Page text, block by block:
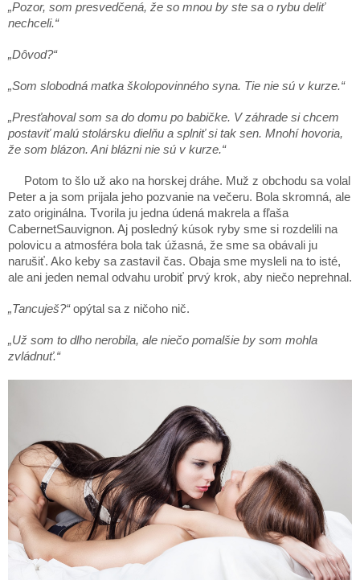
„Pozor, som presvedčená, že so mnou by ste sa o rybu deliť
nechceli.“
„Dôvod?“
„Som slobodná matka školopovinného syna. Tie nie sú v kurze.“
„Presťahoval som sa do domu po babičke. V záhrade si chcem
postaviť malú stolársku dielňu a splniť si tak sen. Mnohí hovoria,
že som blázon. Ani blázni nie sú v kurze.“
Potom to šlo už ako na horskej dráhe. Muž z obchodu sa volal
Peter a ja som prijala jeho pozvanie na večeru. Bola skromná, ale
zato originálna. Tvorila ju jedna údená makrela a fľaša
CabernetSauvignon. Aj posledný kúsok ryby sme si rozdelili na
polovicu a atmosféra bola tak úžasná, že sme sa obávali ju
narušiť. Ako keby sa zastavil čas. Obaja sme mysleli na to isté,
ale ani jeden nemal odvahu urobiť prvý krok, aby niečo neprehnal.
„Tancuješ?“opýtal sa z ničoho nič.
„Už som to dlho nerobila, ale niečo pomalšie by som mohla
zvládnuť.“